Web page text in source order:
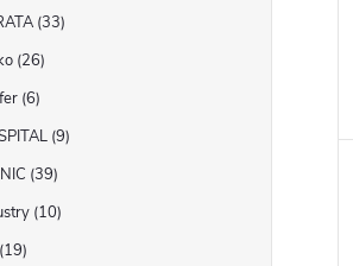
33
26
6
9
39
10
19